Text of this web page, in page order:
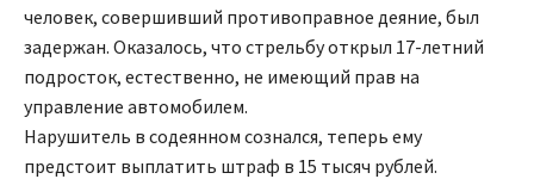
человек, совершивший противоправное деяние, был
задержан. Оказалось, что стрельбу открыл 17-летний
подросток, естественно, не имеющий прав на
управление автомобилем.
Нарушитель в содеянном сознался, теперь ему
предстоит выплатить штраф в 15 тысяч рублей.